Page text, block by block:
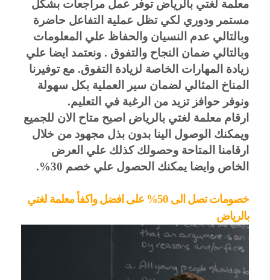
معلمة لغتي بالرياض توفر عمل مراجعات بشكل
مستمر ودوري لكي تظل عملية التفاعل حاضرة
وبالتالي عدم النسيان والحفاظ علي المعلومات
وبالتالي ضمان النجاح والتفوق . ونعتمد ايضا علي
زيادة المهارات الخاصة لزيادة التفوق. مع توفيرنا
المناخ المثالي لضمان سير العملية بكل سهولة
ونوفر حوافز تزيد من الرغبة في التعليم.
ارقام معلمة لغتي بالرياض اصبح متاح الان للجميع
ويمكنك الوصول الينا بدون بذل مجهود من خلال
ارقامنا المتاحة وحصولك كذلك علي العرض
الخاص وايضا يمكنك الحصول علي خصم 30%.
خصومات تصل الى 50% على افضل واكفأ معلمة لغتي
بالرياض